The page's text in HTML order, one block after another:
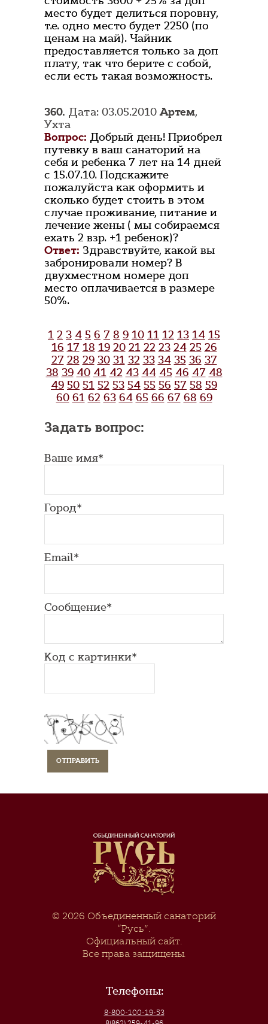
место будет делиться поровну,
т.е. одно место будет 2250 (по
ценам на май). Чайник
предоставляется только за доп
плату, так что берите с собой,
если есть такая возможность.
360. Дата: 03.05.2010Артем,
Ухта
Вопрос: Добрый день! Приобрел
путевку в ваш санаторий на
себя и ребенка 7 лет на 14 дней
с 15.07.10. Подскажите
пожалуйста как оформить и
сколько будет стоить в этом
случае проживание, питание и
лечение жены ( мы собираемся
ехать 2 взр. +1 ребенок)?
Ответ: Здравствуйте, какой вы
забронировали номер? В
двухместном номере доп
место оплачивается в размере
50%.
1 2 3 4 5 6 7 8 9 10 11 12 13 14 15
16 17 18 19 20 21 22 23 24 25 26
27 28 29 30 31 32 33 34 35 36 37
38 39 40 41 42 43 44 45 46 47 48
49 50 51 52 53 54 55 56 57 58 59
60 61 62 63 64 65 66 67 68 69
Задать вопрос:
Ваше имя*
Город*
Email*
Сообщение*
Код с картинки*
© 2026 Объединенный санаторий
“Русь”.
Официальный сайт.
Все права защищены.
Телефоны:
8-800-100-19-53